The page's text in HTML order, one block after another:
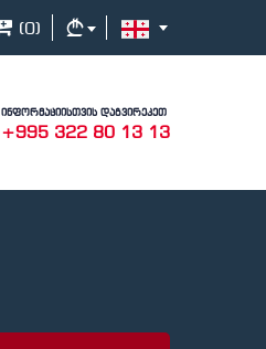
(0)
ინფორმაციისთვის დაგვირეკეთ
+995 322 80 13 13